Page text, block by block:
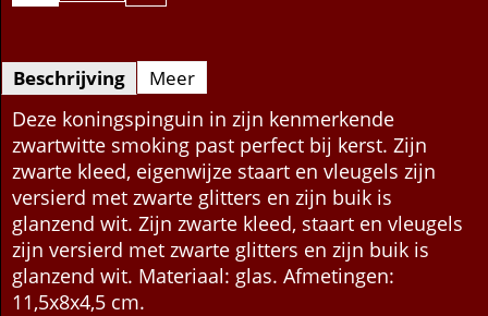
Beschrijving Meer
Deze koningspinguin in zijn kenmerkende
zwartwitte smoking past perfect bij kerst. Zijn
zwarte kleed, eigenwijze staart en vleugels zijn
versierd met zwarte glitters en zijn buik is
glanzend wit. Zijn zwarte kleed, staart en vleugels
zijn versierd met zwarte glitters en zijn buik is
glanzend wit. Materiaal: glas. Afmetingen:
11,5x8x4,5 cm.